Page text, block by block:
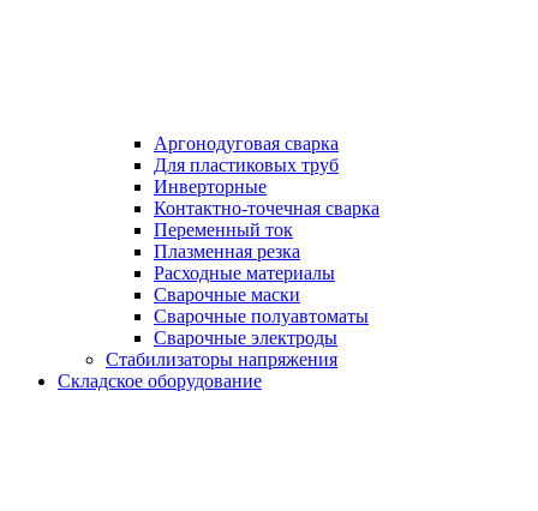
Аргонодуговая сварка
Для пластиковых труб
Инверторные
Контактно-точечная сварка
Переменный ток
Плазменная резка
Расходные материалы
Сварочные маски
Сварочные полуавтоматы
Сварочные электроды
Стабилизаторы напряжения
Складское оборудование